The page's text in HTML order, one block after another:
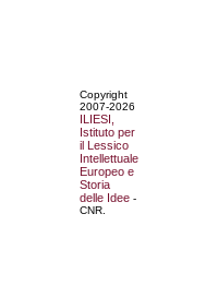
Copyright
2007-2026
ILIESI,
Istituto per
il Lessico
Intellettuale
Europeo e
Storia
delle Idee -
CNR.